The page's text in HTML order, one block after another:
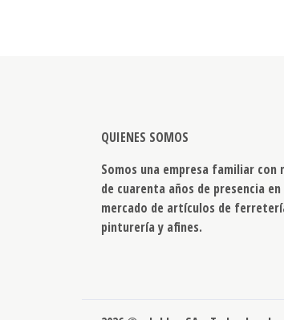
QUIENES SOMOS
Somos una empresa familiar con
de cuarenta años de presencia en
mercado de artículos de
pinturería y afines.